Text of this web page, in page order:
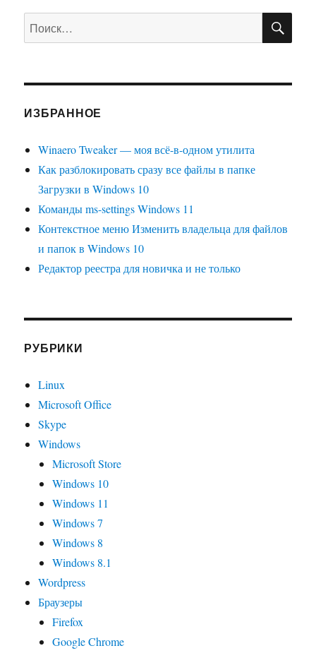
Искать:
ИЗБРАННОЕ
Winaero Tweaker — моя всё-в-одном утилита
Как разблокировать сразу все файлы в папке
Загрузки в Windows 10
Команды ms-settings Windows 11
Контекстное меню Изменить владельца для файлов
и папок в Windows 10
Редактор реестра для новичка и не только
РУБРИКИ
Linux
Microsoft Office
Skype
Windows
Microsoft Store
Windows 10
Windows 11
Windows 7
Windows 8
Windows 8.1
Wordpress
Браузеры
Firefox
Google Chrome